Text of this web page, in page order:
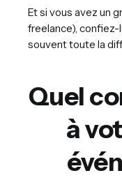
Et si vous avez un
freelance), confiez-
souvent toute la
Quel
à